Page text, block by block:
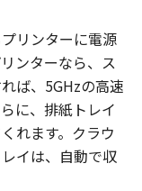
リンターに電源
ンターなら、ス
ば、5GHzの高速
に、排紙トレイ
れます。クラウ
イは、自動で収